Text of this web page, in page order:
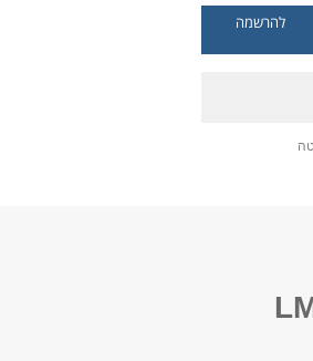
להרשמה